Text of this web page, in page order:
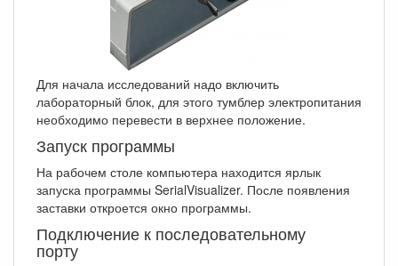
Для начала исследований надо включить
лабораторный блок, для этого тумблер электропитания
необходимо перевести в верхнее положение.
Запуск программы
На рабочем столе компьютера находится ярлык
запуска программы SerialVisualizer. После появления
заставки откроется окно программы.
Подключение к последовательному
порту